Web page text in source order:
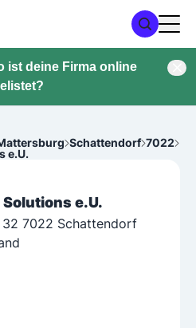
ist deine Firma online
Schattendorf 7022
e.U.
e.U.
7022 Schattendorf